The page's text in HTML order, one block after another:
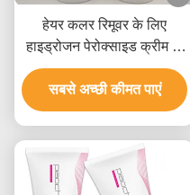
हेयर कलर रिमूवर के लिए
हाइड्रोजन पेरोक्साइड क्रीम के
लिए 1.5 अनुपात 400 ग्राम
जीएमपीसी अनुमोदन
सबसे अच्छी कीमत पाएं